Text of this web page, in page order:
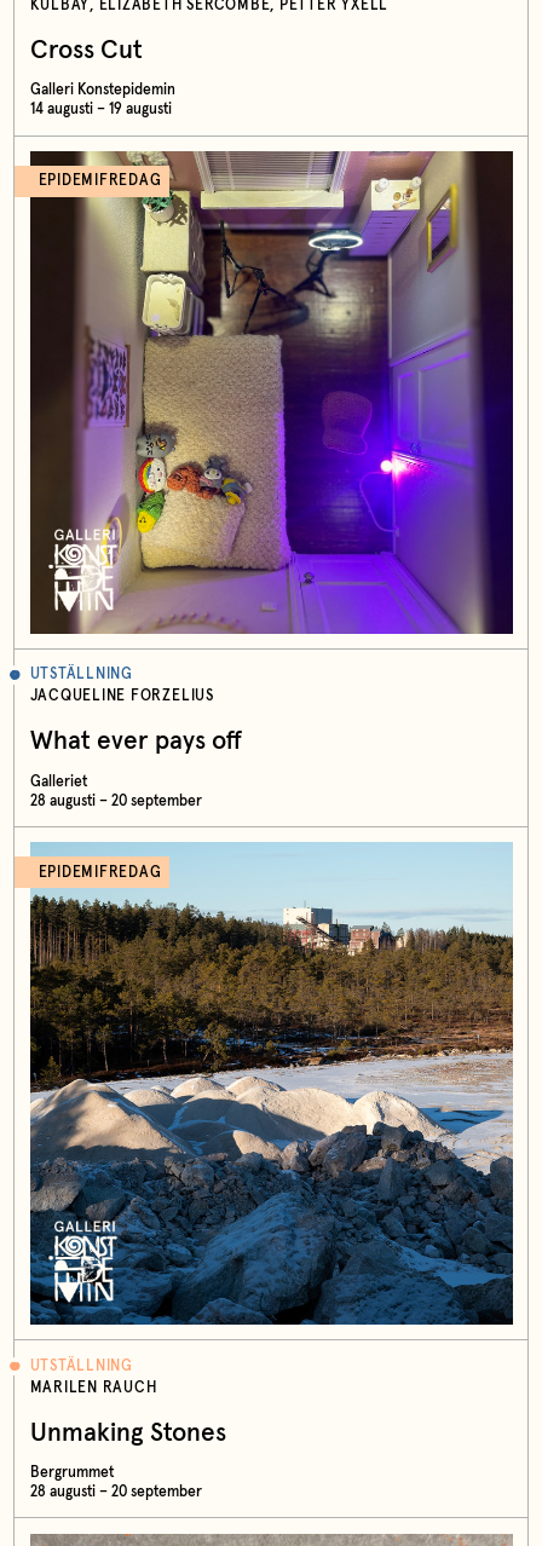
KULBAY, ELIZABETH SERCOMBE, PETTER YXELL
Cross Cut
Galleri Konstepidemin
14 augusti – 19 augusti
EPIDEMIFREDAG
UTSTÄLLNING
JACQUELINE FORZELIUS
What ever pays off
Galleriet
28 augusti – 20 september
EPIDEMIFREDAG
UTSTÄLLNING
MARILEN RAUCH
Unmaking Stones
Bergrummet
28 augusti – 20 september